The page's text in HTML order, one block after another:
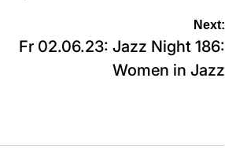
Next:
Fr 02.06.23: Jazz Night 186:
Women in Jazz